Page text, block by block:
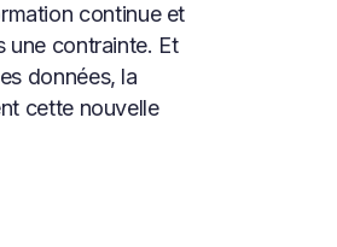
continue et
une contrainte. Et
données, la
cette nouvelle